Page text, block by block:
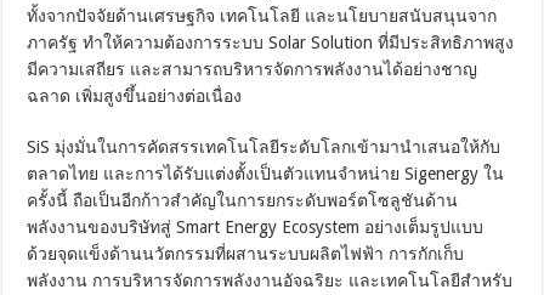
ทั้งจากปัจจัยด้านเศรษฐกิจ เทคโนโลยี และนโยบายสนับสนุนจาก
ภาครัฐ ทำให้ความต้องการระบบ Solar Solution ที่มีประสิทธิภาพสูง
มีความเสถียร และสามารถบริหารจัดการพลังงานได้อย่างชาญ
ฉลาด เพิ่มสูงขึ้นอย่างต่อเนื่อง
SiS มุ่งมั่นในการคัดสรรเทคโนโลยีระดับโลกเข้ามานำเสนอให้กับ
ตลาดไทย และการได้รับแต่งตั้งเป็นตัวแทนจำหน่าย Sigenergy ใน
ครั้งนี้ ถือเป็นอีกก้าวสำคัญในการยกระดับพอร์ตโซลูชันด้าน
พลังงานของบริษัทสู่ Smart Energy Ecosystem อย่างเต็มรูปแบบ
ด้วยจุดแข็งด้านนวัตกรรมที่ผสานระบบผลิตไฟฟ้า การกักเก็บ
พลังงาน การบริหารจัดการพลังงานอัจฉริยะ และเทคโนโลยีสำหรับ